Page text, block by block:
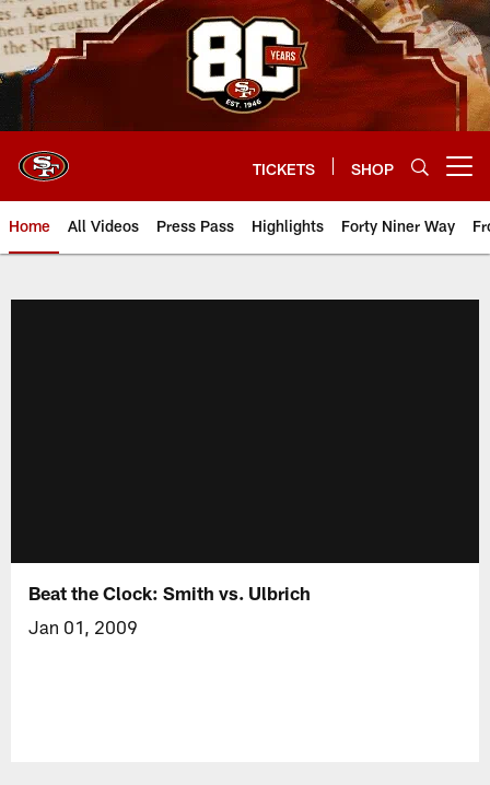
Skip
to
main
content
TICKETS SHOP
Home All Videos Press Pass Highlights Forty Niner Way
Beat the Clock: Smith vs. Ulbrich
Jan 01, 2009